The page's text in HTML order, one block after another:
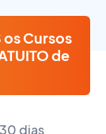
os Cursos
de
dias